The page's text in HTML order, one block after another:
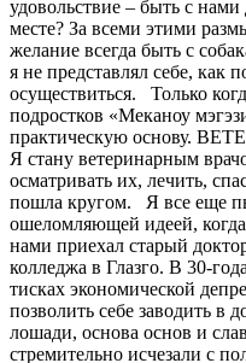
удовольствие – быть с
месте? За всеми этими
желание всегда быть с
я не представлял себе, как
осуществиться. Только
подростков «Меканоу
практическую основу.
Я стану ветеринарным
осматривать их, лечить,
пошла кругом. Я все еще
ошеломляющей идеей,
нами приехал старый
колледжа в Глазго. В 30-
тисках экономической
позволить себе заводить в
лошади, основа основ и
стремительно исчезали с